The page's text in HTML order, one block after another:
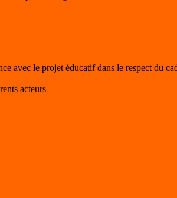
avec le projet éducatif dans le respect du
acteurs